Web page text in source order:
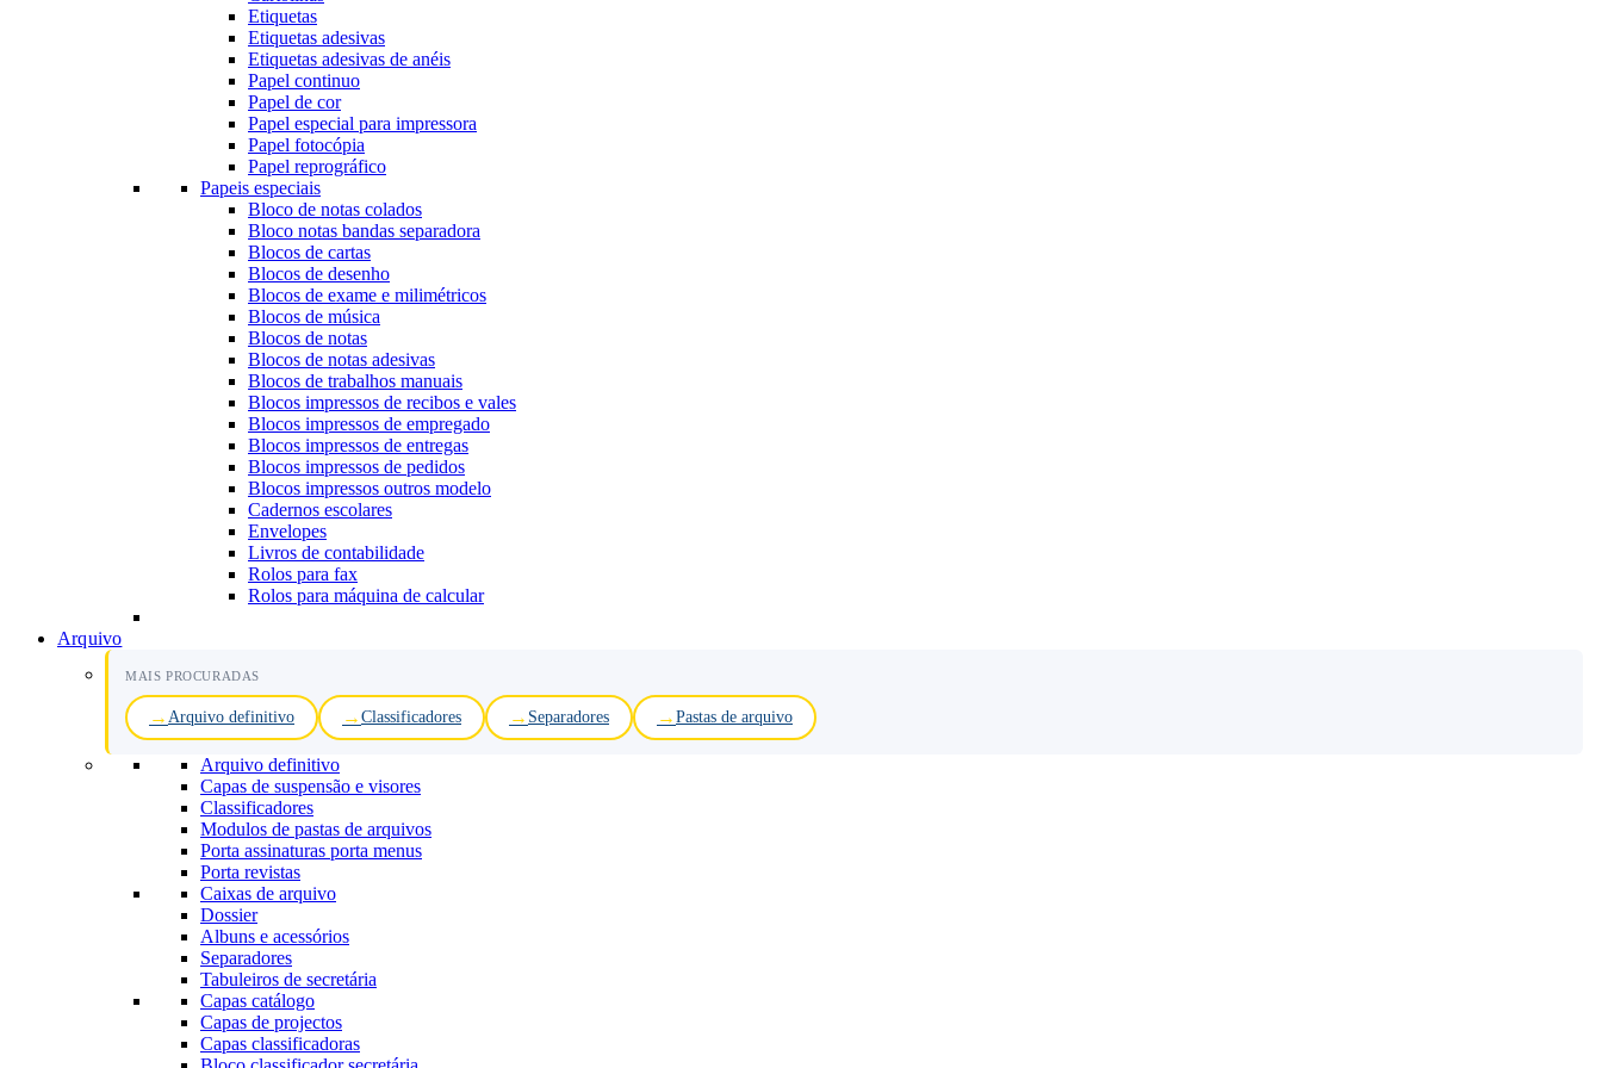
Etiquetas
Etiquetas adesivas
Etiquetas adesivas de anéis
Papel continuo
Papel de cor
Papel especial para impressora
Papel fotocópia
Papel reprográfico
Papeis especiais
Bloco de notas colados
Bloco notas bandas separadora
Blocos de cartas
Blocos de desenho
Blocos de exame e milimétricos
Blocos de música
Blocos de notas
Blocos de notas adesivas
Blocos de trabalhos manuais
Blocos impressos de recibos e vales
Blocos impressos de empregado
Blocos impressos de entregas
Blocos impressos de pedidos
Blocos impressos outros modelo
Cadernos escolares
Envelopes
Livros de contabilidade
Rolos para fax
Rolos para máquina de calcular
Arquivo
MAIS PROCURADAS
Arquivo definitivo Classificadores Separadores Pastas de arquivo
Arquivo definitivo
Capas de suspensão e visores
Classificadores
Modulos de pastas de arquivos
Porta assinaturas porta menus
Porta revistas
Caixas de arquivo
Dossier
Albuns e acessórios
Separadores
Tabuleiros de secretária
Capas catálogo
Capas de projectos
Capas classificadoras